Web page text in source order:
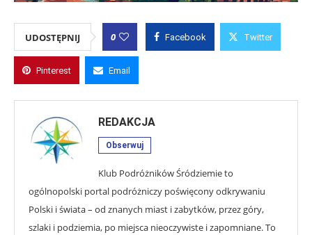
UDOSTĘPNIJ 0 Facebook Twitter
Pinterest Email
REDAKCJA
Obserwuj
Klub Podróżników Śródziemie to
ogólnopolski portal podróżniczy poświęcony odkrywaniu
Polski i świata – od znanych miast i zabytków, przez góry,
szlaki i podziemia, po miejsca nieoczywiste i zapomniane. To